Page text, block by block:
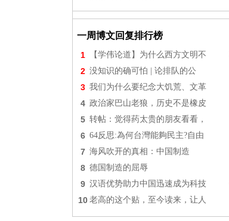
一周博文回复排行榜
1 【学伟论道】为什么西方文明不
2 没知识的确可怕 | 论排队的公
3 我们为什么要纪念大饥荒、文革
4 政治家巴山老狼，历史不是橡皮
5 转帖：觉得药太贵的朋友看看，
6 64反思:為何台灣能夠民主?自由
7 海风吹开的真相：中国制造
8 德国制造的屈辱
9 汉语优势助力中国迅速成为科技
10 老高的这个贴，至今读来，让人